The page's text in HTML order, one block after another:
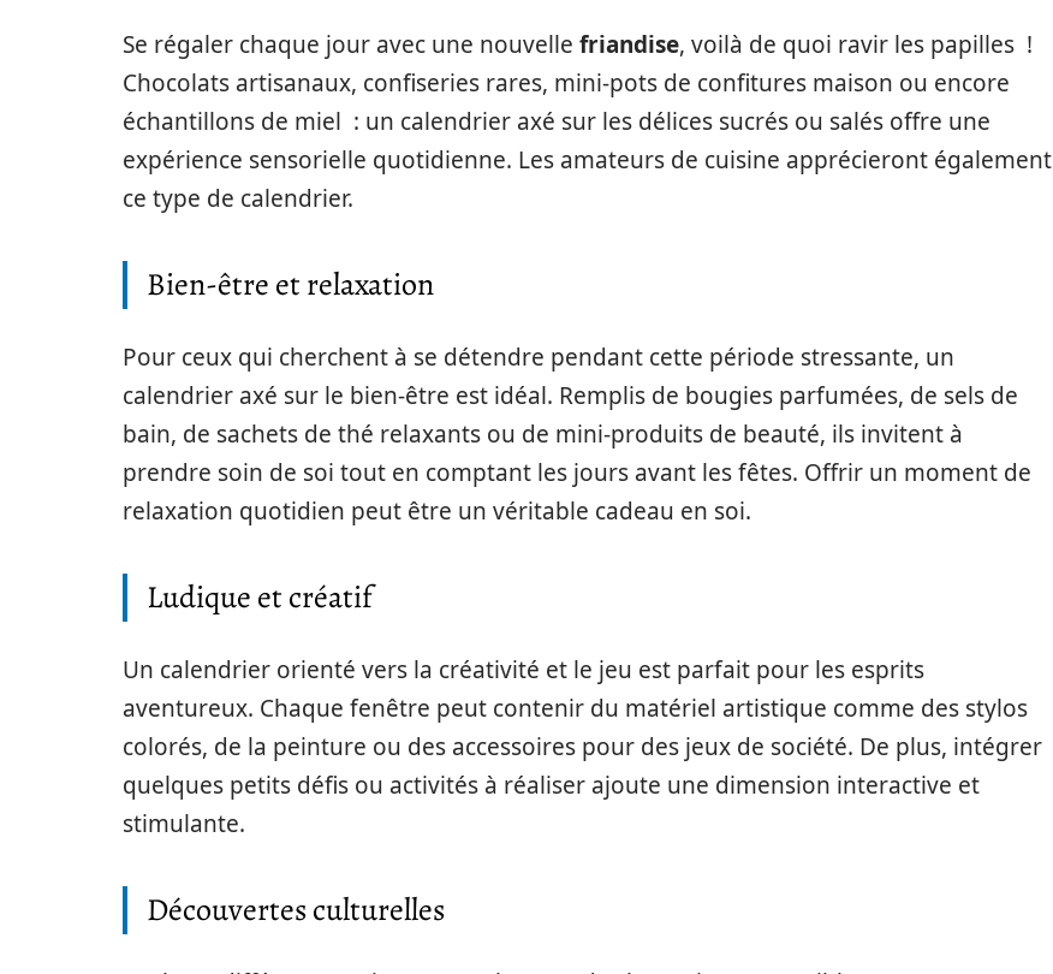
Se régaler chaque jour avec une nouvelle friandise, voilà de quoi ravir les papilles !
Chocolats artisanaux, confiseries rares, mini-pots de confitures maison ou encore
échantillons de miel : un calendrier axé sur les délices sucrés ou salés offre une
expérience sensorielle quotidienne. Les amateurs de cuisine apprécieront également
ce type de calendrier.
Bien-être et relaxation
Pour ceux qui cherchent à se détendre pendant cette période stressante, un
calendrier axé sur le bien-être est idéal. Remplis de bougies parfumées, de sels de
bain, de sachets de thé relaxants ou de mini-produits de beauté, ils invitent à
prendre soin de soi tout en comptant les jours avant les fêtes. Offrir un moment de
relaxation quotidien peut être un véritable cadeau en soi.
Ludique et créatif
Un calendrier orienté vers la créativité et le jeu est parfait pour les esprits
aventureux. Chaque fenêtre peut contenir du matériel artistique comme des stylos
colorés, de la peinture ou des accessoires pour des jeux de société. De plus, intégrer
quelques petits défis ou activités à réaliser ajoute une dimension interactive et
stimulante.
Découvertes culturelles